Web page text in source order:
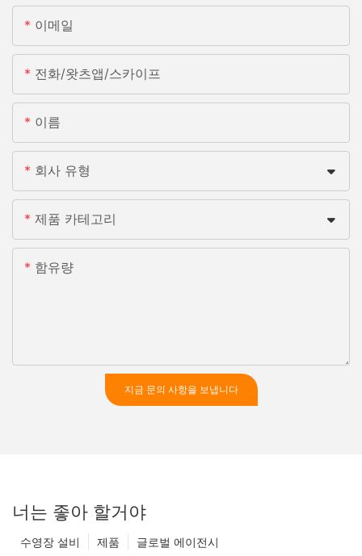
이메일
전화/왓츠앱/스카이프
이름
회사 유형
제품 카테고리
함유량
지금 문의 사항을 보냅니다
너는 좋아 할거야
글로벌 에이전시
제품
수영장 설비